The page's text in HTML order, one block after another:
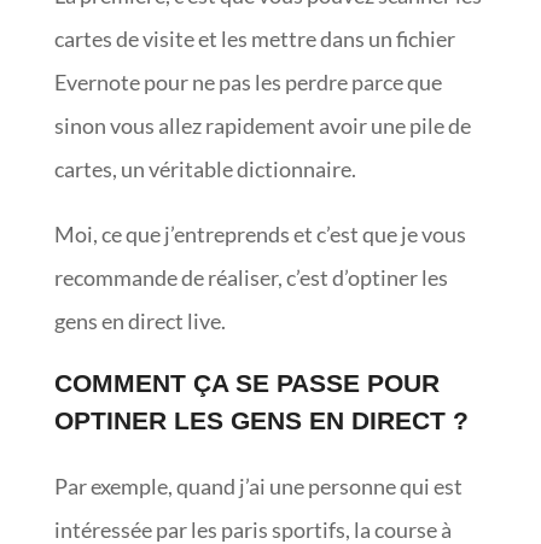
cartes de visite et les mettre dans un fichier
Evernote pour ne pas les perdre parce que
sinon vous allez rapidement avoir une pile de
cartes, un véritable dictionnaire.
Moi, ce que j’entreprends et c’est que je vous
recommande de réaliser, c’est d’optiner les
gens en direct live.
COMMENT ÇA SE PASSE POUR
OPTINER LES GENS EN DIRECT ?
Par exemple, quand j’ai une personne qui est
intéressée par les paris sportifs, la course à